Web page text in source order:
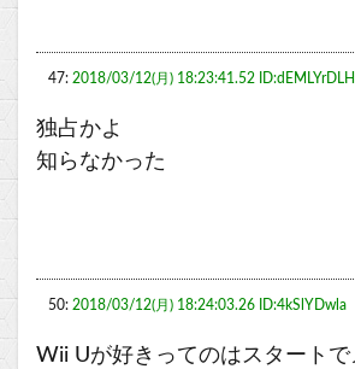
47: 2018/03/12(月) 18:23:41.52 ID:dEMLYrDLH
独占かよ
知らなかった
50: 2018/03/12(月) 18:24:03.26 ID:4kSlYDwla
Wii Uが好きってのはスタート